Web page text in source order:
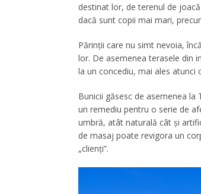
destinat lor, de terenul de
dacă sunt copii mai mari,
Părinții care nu simt nevoia,
lor. De asemenea terasele din
la un concediu, mai ales atunci
Bunicii găsesc de asemenea
un remediu pentru o serie de
umbră, atât naturală cât și
de masaj poate revigora un
„clienți”.